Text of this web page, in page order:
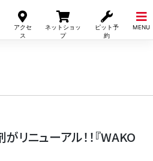
アクセ
ス
ネットショッ
プ
ピット予
約
MENU
リニューアル！！『WAKO